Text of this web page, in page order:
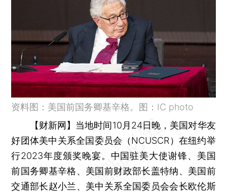
资料图：美国前国务卿基辛格。图：IC photo
【财新网】 当地时间10月24日晚，美国对华友
好团体美中关系全国委员会（NCUSCR）在纽约举
行2023年度颁奖晚宴。中国驻美大使谢锋、美国
前国务卿基辛格、美国前财政部长盖特纳、美国前
交通部长赵小兰、美中关系全国委员会会长欧伦斯